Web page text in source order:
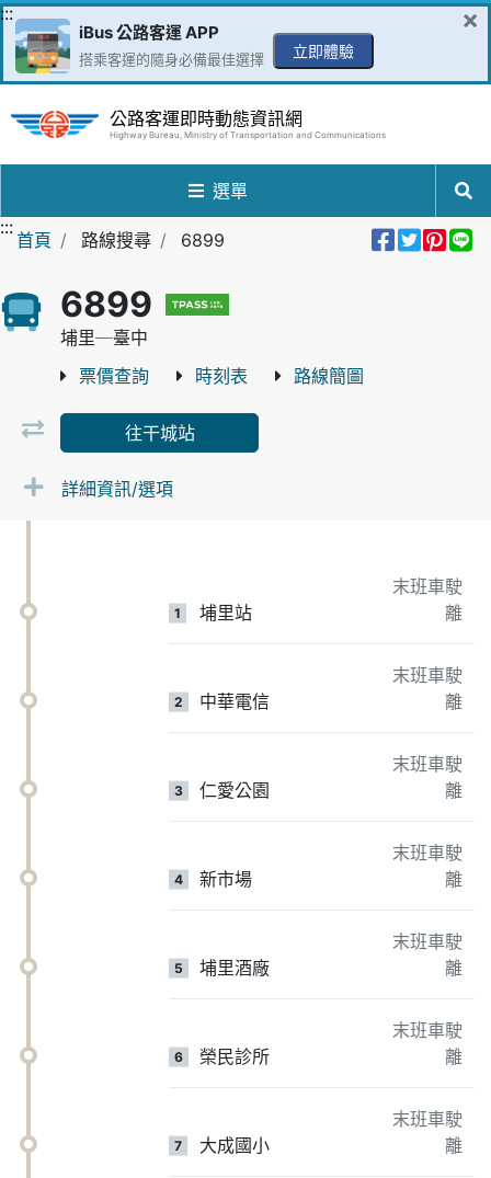
跳到主要內容區
:::
iBus 公路客運 APP
搭乘客運的隨身必備最佳選擇 立即體驗
×
公路客運即時動態資訊網
Highway Bureau, Ministry of Transportation and Communications
選單
:::
首頁 路線搜尋 6899 分享到
分享
分
6899
埔里─臺中
票價查詢 時刻表 路線簡圖
往干城站
詳細資訊/選項
1 埔里站
末班車駛
離
2 中華電信
末班車駛
離
3 仁愛公園
末班車駛
離
4 新市場
末班車駛
離
5 埔里酒廠
末班車駛
離
6 榮民診所
末班車駛
離
7 大成國小
末班車駛
離